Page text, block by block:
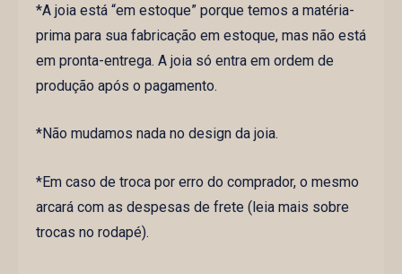
*A joia está “em estoque” porque temos a matéria-
prima para sua fabricação em estoque, mas não está
em pronta-entrega. A joia só entra em ordem de
produção após o pagamento.
*Não mudamos nada no design da joia.
*Em caso de troca por erro do comprador, o mesmo
arcará com as despesas de frete (leia mais sobre
trocas no rodapé).